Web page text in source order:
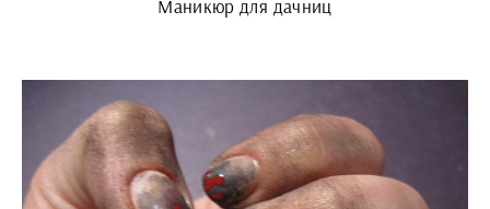
Маникюр для дачниц